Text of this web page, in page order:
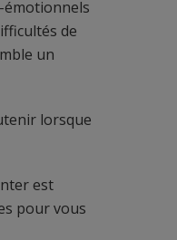
émotionnels
de
un
lorsque
est
pour vous